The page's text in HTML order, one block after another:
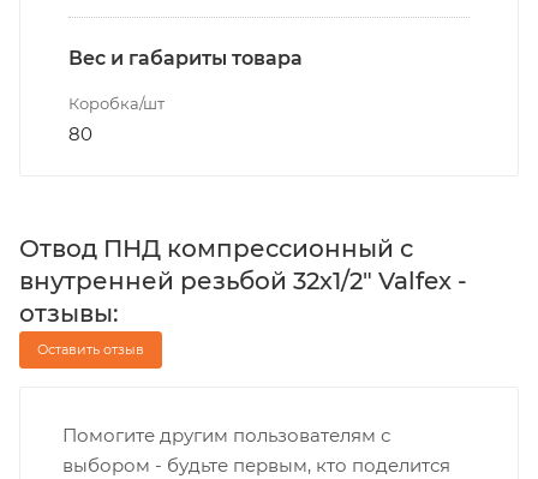
Вес и габариты товара
Коробка/шт
80
Отвод ПНД компрессионный с
внутренней резьбой 32х1/2" Valfex -
отзывы:
Оставить отзыв
Помогите другим пользователям с
выбором - будьте первым, кто поделится